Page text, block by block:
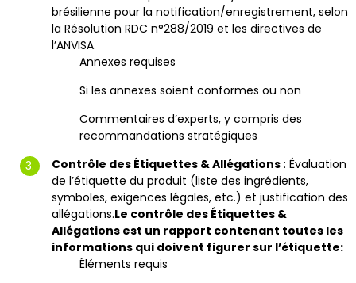
brésilienne pour la notification/enregistrement, selon
la Résolution RDC n°288/2019 et les directives de
l’ANVISA.
Annexes requises
Si les annexes soient conformes ou non
Commentaires d’experts, y compris des
recommandations stratégiques
Contrôle des Étiquettes & Allégations : Évaluation
de l’étiquette du produit (liste des ingrédients,
symboles, exigences légales, etc.) et justification des
allégations.Le contrôle des Étiquettes &
Allégations est un rapport contenant toutes les
informations qui doivent figurer sur l’étiquette:
Éléments requis